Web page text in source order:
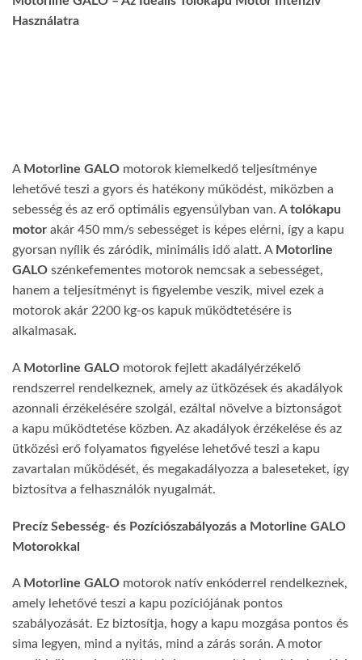
Használatra
A Motorline GALO motorok kiemelkedő teljesítménye
lehetővé teszi a gyors és hatékony működést, miközben a
sebesség és az erő optimális egyensúlyban van. Atolókapu
motor akár 450 mm/s sebességet is képes elérni, így a kapu
gyorsan nyílik és záródik, minimális idő alatt. A Motorline
GALO szénkefementes motorok nemcsak a sebességet,
hanem a teljesítményt is figyelembe veszik, mivel ezek a
motorok akár 2200 kg-os kapuk működtetésére is
alkalmasak.
A Motorline GALO motorok fejlett akadályérzékelő
rendszerrel rendelkeznek, amely az ütközések és akadályok
azonnali érzékelésére szolgál, ezáltal növelve a biztonságot
a kapu működtetése közben. Az akadályok érzékelése és az
ütközési erő folyamatos figyelése lehetővé teszi a kapu
zavartalan működését, és megakadályozza a baleseteket, így
biztosítva a felhasználók nyugalmát.
Precíz Sebesség- és Pozíciószabályozás a Motorline GALO
Motorokkal
A Motorline GALO motorok natív enkóderrel rendelkeznek,
amely lehetővé teszi a kapu pozíciójának pontos
szabályozását. Ez biztosítja, hogy a kapu mozgása pontos és
sima legyen, mind a nyitás, mind a zárás során. A motor